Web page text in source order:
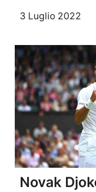
3 Luglio 2022
Novak